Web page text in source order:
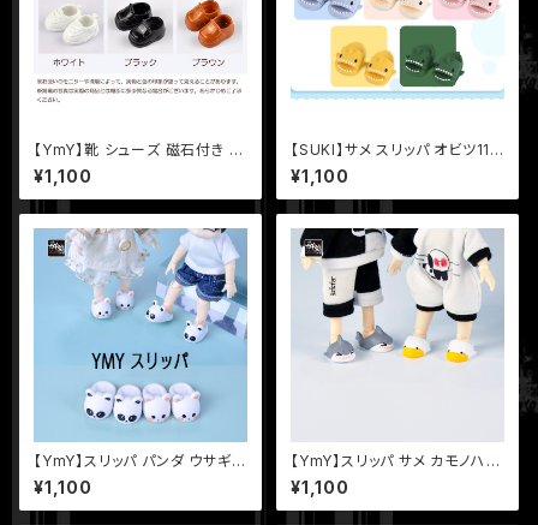
【YmY】靴 シューズ 磁石付き Y
mYドール オビツ11 ob11 人形
服 ドール服 洋服
¥1,100
【SUKI】サメ スリッパ オビツ11
ob11 YmYドール 人形服 ドー
ル服 ドールシューズ ドール靴
¥1,100
【YmY】スリッパ パンダ ウサギ
磁石付き YmYドール オビツ11
ob11 人形服 ドール服 洋服
¥1,100
【YmY】スリッパ サメ カモノハシ
鴨嘴 磁石付き YmYドール オビ
ツ11 ob11 人形服 ドール服 洋
服
¥1,100